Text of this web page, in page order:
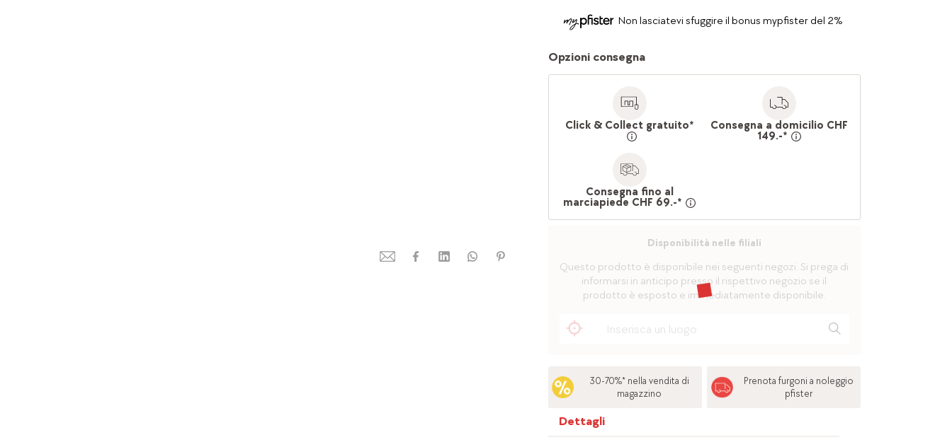
Non lasciatevi sfuggire il bonus mypfister del 2%
Opzioni consegna
Click & Collect gratuito* Consegna a domicilio CHF
149.-*
Consegna fino al
marciapiede CHF 69.-*
Disponibilità nelle filiali
Questo prodotto è disponibile nei seguenti negozi. Si prega di
informarsi in anticipo presso il rispettivo negozio se il
prodotto è esposto e immediatamente disponibile.
30-70%* nella vendita di
magazzino
Prenota furgoni a noleggio
pfister
Dettagli